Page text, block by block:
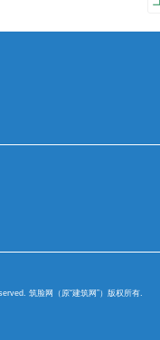
筑脸网（原“建筑网”）版权所有.